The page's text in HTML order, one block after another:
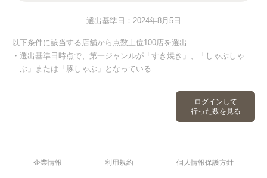
ログインして
行った数を見る
選出基準日：2024年8月5日
以下条件に該当する店舗から点数上位100店を選出
・選出基準日時点で、第一ジャンルが「すき焼き」、「しゃぶしゃ
ぶ」または「豚しゃぶ」となっている
企業情報 利用規約 個人情報保護方針